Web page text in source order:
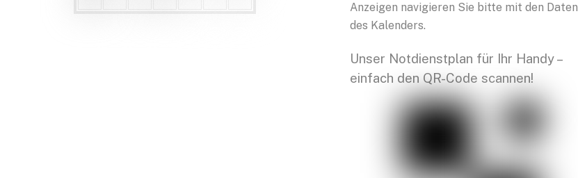
Anzeigen navigieren Sie bitte mit den Daten
des Kalenders.
Unser Notdienstplan für Ihr Handy –
einfach den QR-Code scannen!